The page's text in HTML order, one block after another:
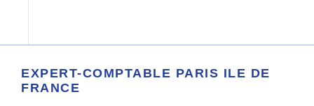
EXPERT-COMPTABLE PARIS ILE DE
FRANCE